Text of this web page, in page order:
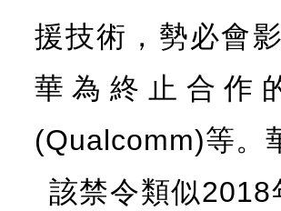
援技術，勢必會
華為終止合作
(Qualcomm)等。
該禁令類似2018